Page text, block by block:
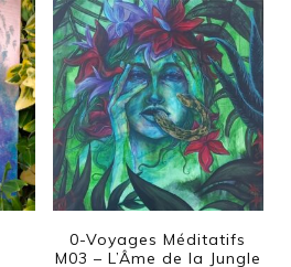
0-Voyages Méditatifs
M03 – L’Âme de la Jungle